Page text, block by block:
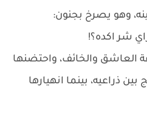
وهو يصرخ بجنون:
شر اكده؟!
العاشق والخائف، واحتضنها
ذراعيه، بينما انهيارها